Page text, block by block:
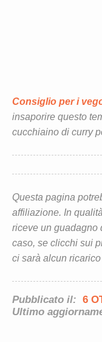
Consiglio per i
insaporire questo
cucchiaino di curry
Questa pagina
affiliazione. In
riceve un guadagno
caso, se clicchi sui
ci sarà alcun
Pubblicato il: 6
Ultimo